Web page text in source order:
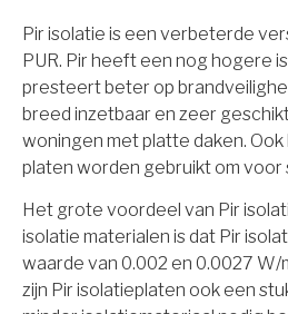
Pir isolatie is een verbeterde
PUR. Pir heeft een nog hogere
presteert beter op
breed inzetbaar en zeer
woningen met platte daken. Ook
platen worden gebruikt om voor
Het grote voordeel van Pir
isolatie materialen is dat Pir
waarde van 0.002 en 0.0027
zijn Pir isolatieplaten ook een